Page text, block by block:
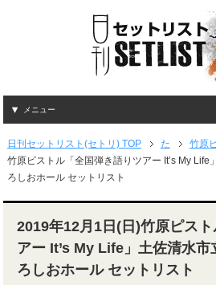
メニュー
日刊セットリスト(セトリ) TOP た 竹原
竹原ピストル「全国弾き語りツアー It’s My Life
ろしおホール セットリスト
2019年12月1日(日)竹原ピス
アー It’s My Life」土佐清水市
ろしおホール セットリスト